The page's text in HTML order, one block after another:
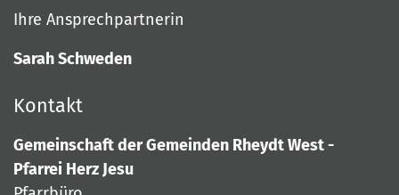
Ihre Ansprechpartnerin
Sarah Schweden
Kontakt
Gemeinschaft der Gemeinden Rheydt West -
Pfarrei Herz Jesu